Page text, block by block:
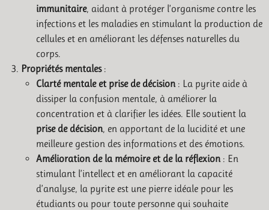
immunitaire, aidant à protéger l’organisme contre les
infections et les maladies en stimulant la production de
cellules et en améliorant les défenses naturelles du
corps.
Propriétés mentales:
Clarté mentale et prise de décision: La pyrite aide à
dissiper la confusion mentale, à améliorer la
concentration et à clarifier les idées. Elle soutient la
prise de décision, en apportant de la lucidité et une
meilleure gestion des informations et des émotions.
Amélioration de la mémoire et de la réflexion: En
stimulant l’intellect et en améliorant la capacité
d’analyse, la pyrite est une pierre idéale pour les
étudiants ou pour toute personne qui souhaite